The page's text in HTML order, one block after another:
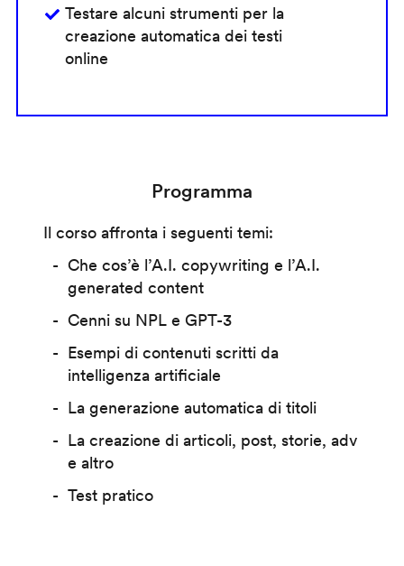
Testare alcuni strumenti per la
creazione automatica dei testi
online
Programma
Il corso affronta i seguenti temi:
Che cos’è l’A.I. copywriting e l’A.I.
generated content
Cenni su NPL e GPT-3
Esempi di contenuti scritti da
intelligenza artificiale
La generazione automatica di titoli
La creazione di articoli, post, storie, adv
e altro
Test pratico